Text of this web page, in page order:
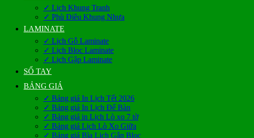
✓ Lịch Khung Tranh
✓ Phù Điêu Khung Nhựa
LAMINATE
✓ Lịch Gỗ Laminate
✓ Lịch Bloc Laminate
✓ Lịch Gập Laminate
SỔ TAY
BẢNG GIÁ
✓ Bảng giá In Lịch Tết 2026
✓ Bảng giá In Lịch Để Bàn
✓ Bảng giá in Lịch Lò xo 7 tờ
✓ Bảng giá Lịch Lò Xo Giữa
✓ Bảng giá Bìa Lịch Gắn Bloc